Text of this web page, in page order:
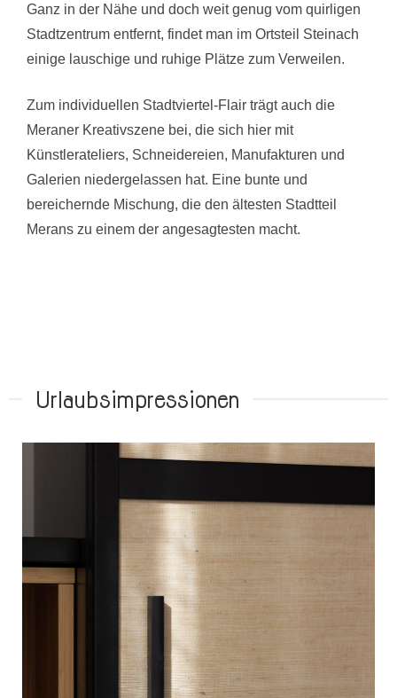
Ganz in der Nähe und doch weit genug vom quirligen
Stadtzentrum entfernt, findet man im Ortsteil Steinach
einige lauschige und ruhige Plätze zum Verweilen.
Zum individuellen Stadtviertel-Flair trägt auch die
Meraner Kreativszene bei, die sich hier mit
Künstlerateliers, Schneidereien, Manufakturen und
Galerien niedergelassen hat. Eine bunte und
bereichernde Mischung, die den ältesten Stadtteil
Merans zu einem der angesagtesten macht.